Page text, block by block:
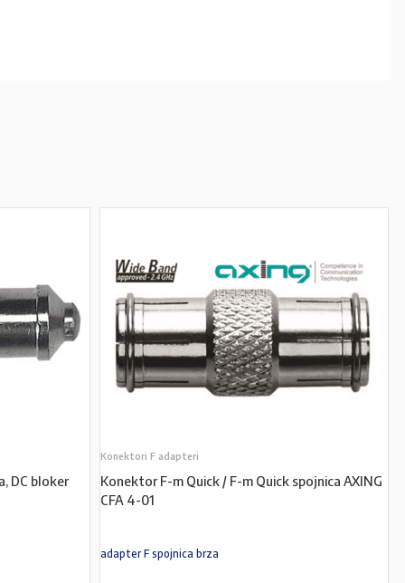
DC bloker
Konektori F adapteri
Konektor F-m Quick / F-m Quick spojnica AXING
CFA 4-01
adapter F spojnica brza